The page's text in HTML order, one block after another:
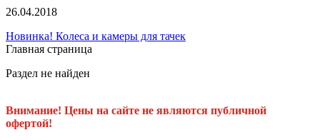
26.04.2018
Новинка! Колеса и камеры для тачек
Главная страница
Раздел не найден
Внимание! Цены на сайте не являются публичной
офертой!